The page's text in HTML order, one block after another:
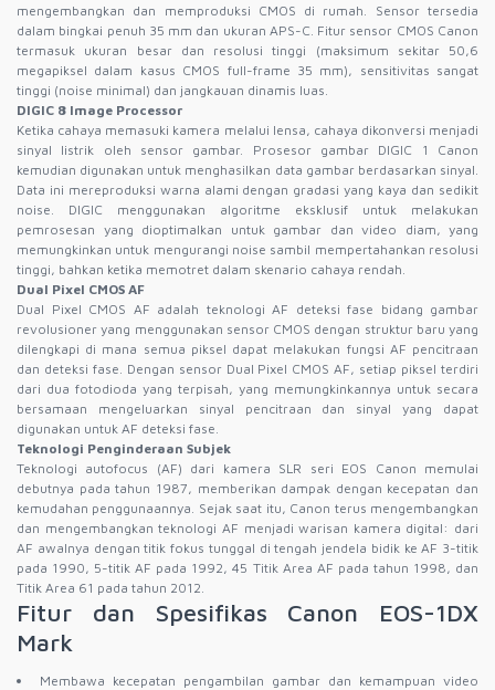
mengembangkan dan memproduksi CMOS di rumah. Sensor tersedia
dalam bingkai penuh 35 mm dan ukuran APS-C. Fitur sensor CMOS Canon
termasuk ukuran besar dan resolusi tinggi (maksimum sekitar 50,6
megapiksel dalam kasus CMOS full-frame 35 mm), sensitivitas sangat
tinggi (noise minimal) dan jangkauan dinamis luas.
DIGIC 8 Image Processor
Ketika cahaya memasuki kamera melalui lensa, cahaya dikonversi menjadi
sinyal listrik oleh sensor gambar. Prosesor gambar DIGIC 1 Canon
kemudian digunakan untuk menghasilkan data gambar berdasarkan sinyal.
Data ini mereproduksi warna alami dengan gradasi yang kaya dan sedikit
noise. DIGIC menggunakan algoritme eksklusif untuk melakukan
pemrosesan yang dioptimalkan untuk gambar dan video diam, yang
memungkinkan untuk mengurangi noise sambil mempertahankan resolusi
tinggi, bahkan ketika memotret dalam skenario cahaya rendah.
Dual Pixel CMOS AF
Dual Pixel CMOS AF adalah teknologi AF deteksi fase bidang gambar
revolusioner yang menggunakan sensor CMOS dengan struktur baru yang
dilengkapi di mana semua piksel dapat melakukan fungsi AF pencitraan
dan deteksi fase. Dengan sensor Dual Pixel CMOS AF, setiap piksel terdiri
dari dua fotodioda yang terpisah, yang memungkinkannya untuk secara
bersamaan mengeluarkan sinyal pencitraan dan sinyal yang dapat
digunakan untuk AF deteksi fase.
Teknologi Penginderaan Subjek
Teknologi autofocus (AF) dari kamera SLR seri EOS Canon memulai
debutnya pada tahun 1987, memberikan dampak dengan kecepatan dan
kemudahan penggunaannya. Sejak saat itu, Canon terus mengembangkan
dan mengembangkan teknologi AF menjadi warisan kamera digital: dari
AF awalnya dengan titik fokus tunggal di tengah jendela bidik ke AF 3-titik
pada 1990, 5-titik AF pada 1992, 45 Titik Area AF pada tahun 1998, dan
Titik Area 61 pada tahun 2012.
Fitur dan Spesifikas Canon EOS-1DX
Mark
Membawa kecepatan pengambilan gambar dan kemampuan video